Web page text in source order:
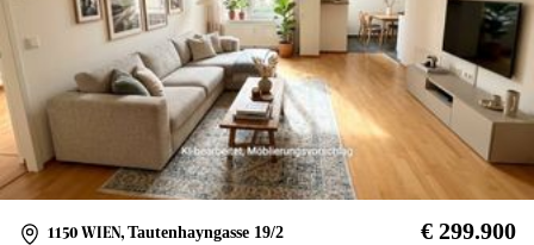
1150 WIEN, Tautenhayngasse 19/2 € 299.900